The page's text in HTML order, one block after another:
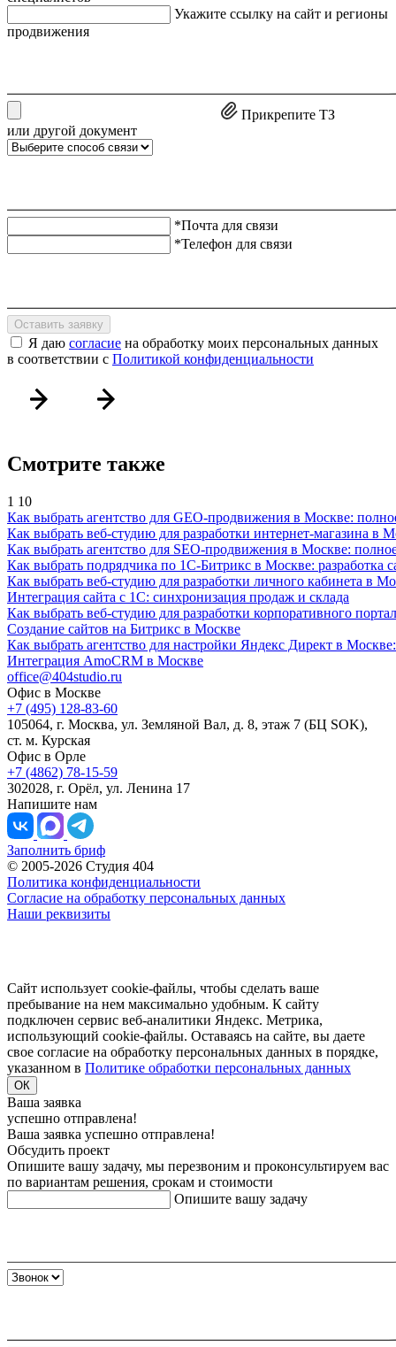
Укажите ссылку на сайт и регионы
продвижения
Прикрепите ТЗ
или другой документ
*Почта для связи
*Телефон для связи
Оставить заявку
Я даю согласие на обработку моих персональных данных
в соответствии с Политикой конфиденциальности
Смотрите также
1 10
Как выбрать агентство для GEO-продвижения в Москве:
Как выбрать веб-студию для разработки интернет-магазина
Как выбрать агентство для SEO-продвижения в Москве:
Как выбрать подрядчика по 1С-Битрикс в Москве: разработка
Как выбрать веб-студию для разработки личного кабинета в
Интеграция сайта с 1С: синхронизация продаж и склада
Как выбрать веб-студию для разработки корпоративного
Создание сайтов на Битрикс в Москве
Как выбрать агентство для настройки Яндекс Директ в
Интеграция AmoCRM в Москве
office@404studio.ru
Офис в Москве
+7 (495) 128-83-60
105064, г. Москва, ул. Земляной Вал, д. 8, этаж 7 (БЦ SOK),
ст. м. Курская
Офис в Орле
+7 (4862) 78-15-59
302028, г. Орёл, ул. Ленина 17
Напишите нам
Заполнить бриф
© 2005-2026 Студия 404
Политика конфиденциальности
Согласие на обработку персональных данных
Наши реквизиты
Сайт использует cookie-файлы, чтобы сделать ваше
пребывание на нем максимально удобным. К cайту
подключен сервис веб-аналитики Яндекс. Метрика,
использующий cookie-файлы. Оставаясь на сайте, вы даете
свое согласие на обработку персональных данных в порядке,
указанном в Политике обработки персональных данных
ОК
Ваша заявка
успешно отправлена!
Ваша заявка успешно отправлена!
Обсудить проект
Опишите вашу задачу, мы перезвоним и проконсультируем вас
по вариантам решения, срокам и стоимости
Опишите вашу задачу